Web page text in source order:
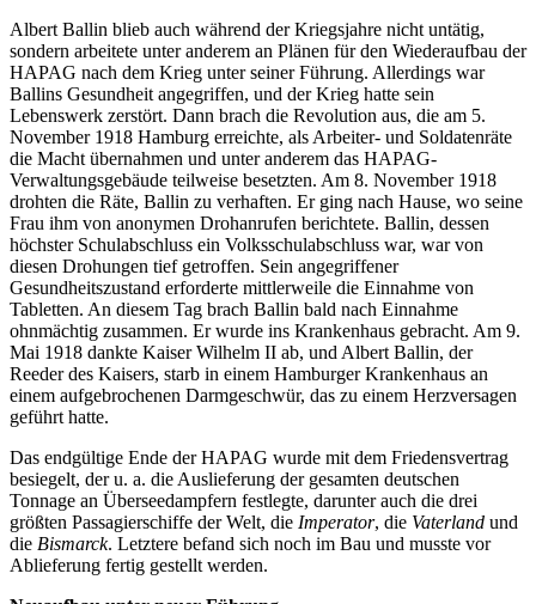
Albert Ballin blieb auch während der Kriegsjahre nicht untätig,
sondern arbeitete unter anderem an Plänen für den Wiederaufbau der
HAPAG nach dem Krieg unter seiner Führung. Allerdings war
Ballins Gesundheit angegriffen, und der Krieg hatte sein
Lebenswerk zerstört. Dann brach die Revolution aus, die am 5.
November 1918 Hamburg erreichte, als Arbeiter- und Soldatenräte
die Macht übernahmen und unter anderem das HAPAG-
Verwaltungsgebäude teilweise besetzten. Am 8. November 1918
drohten die Räte, Ballin zu verhaften. Er ging nach Hause, wo seine
Frau ihm von anonymen Drohanrufen berichtete. Ballin, dessen
höchster Schulabschluss ein Volksschulabschluss war, war von
diesen Drohungen tief getroffen. Sein angegriffener
Gesundheitszustand erforderte mittlerweile die Einnahme von
Tabletten. An diesem Tag brach Ballin bald nach Einnahme
ohnmächtig zusammen. Er wurde ins Krankenhaus gebracht. Am 9.
Mai 1918 dankte Kaiser Wilhelm II ab, und Albert Ballin, der
Reeder des Kaisers, starb in einem Hamburger Krankenhaus an
einem aufgebrochenen Darmgeschwür, das zu einem Herzversagen
geführt hatte.
Das endgültige Ende der HAPAG wurde mit dem Friedensvertrag
besiegelt, der u. a. die Auslieferung der gesamten deutschen
Tonnage an Überseedampfern festlegte, darunter auch die drei
größten Passagierschiffe der Welt, die Imperator, die Vaterland und
die Bismarck. Letztere befand sich noch im Bau und musste vor
Ablieferung fertig gestellt werden.